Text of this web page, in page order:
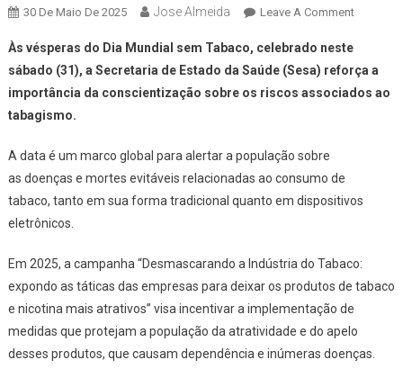
30 De Maio De 2025 Jose Almeida Leave A CommentOn
Ao
Estado
Pelo
Às vésperas do Dia Mundial sem Tabaco, celebrado neste
sábado (31), a Secretaria de Estado da Saúde (Sesa) reforça a
importância da conscientização sobre os riscos associados ao
tabagismo.
A data é um marco global para alertar a população sobre
as doenças e mortes evitáveis relacionadas ao consumo de
tabaco, tanto em sua forma tradicional quanto em dispositivos
eletrônicos.
Em 2025, a campanha “Desmascarando a Indústria do Tabaco:
expondo as táticas das empresas para deixar os produtos de tabaco
e nicotina mais atrativos” visa incentivar a implementação de
medidas que protejam a população da atratividade e do apelo
desses produtos, que causam dependência e inúmeras doenças.